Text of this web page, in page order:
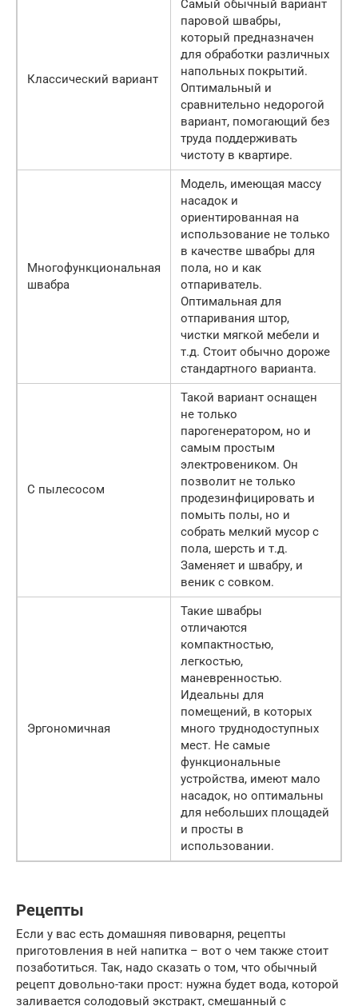
Классический вариант
Самый обычный вариант
паровой швабры,
который предназначен
для обработки различных
напольных покрытий.
Оптимальный и
сравнительно недорогой
вариант, помогающий без
труда поддерживать
чистоту в квартире.
Многофункциональная
швабра
Модель, имеющая массу
насадок и
ориентированная на
использование не только
в качестве швабры для
пола, но и как
отпариватель.
Оптимальная для
отпаривания штор,
чистки мягкой мебели и
т.д. Стоит обычно дороже
стандартного варианта.
С пылесосом
Такой вариант оснащен
не только
парогенератором, но и
самым простым
электровеником. Он
позволит не только
продезинфицировать и
помыть полы, но и
собрать мелкий мусор с
пола, шерсть и т.д.
Заменяет и швабру, и
веник с совком.
Эргономичная
Такие швабры
отличаются
компактностью,
легкостью,
маневренностью.
Идеальны для
помещений, в которых
много труднодоступных
мест. Не самые
функциональные
устройства, имеют мало
насадок, но оптимальны
для небольших площадей
и просты в
использовании.
Рецепты
Если у вас есть домашняя пивоварня, рецепты
приготовления в ней напитка – вот о чем также стоит
позаботиться. Так, надо сказать о том, что обычный
рецепт довольно-таки прост: нужна будет вода, которой
заливается солодовый экстракт, смешанный с